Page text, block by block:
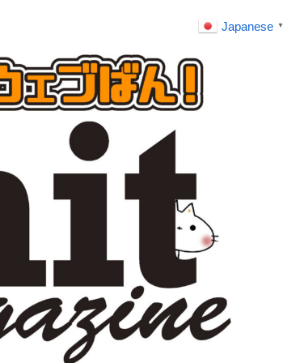
Japanese ▼